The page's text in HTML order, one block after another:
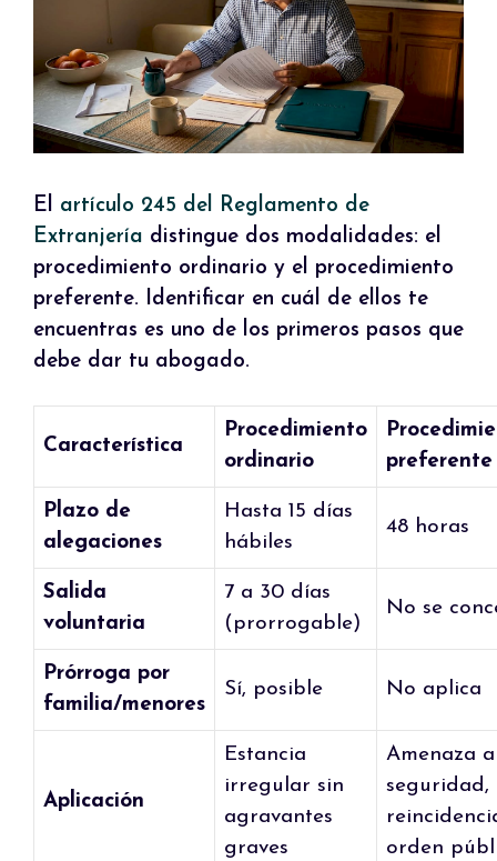
El artículo 245 del Reglamento de
Extranjería distingue dos modalidades: el
procedimiento ordinario y el procedimiento
preferente. Identificar en cuál de ellos te
encuentras es uno de los primeros pasos que
debe dar tu abogado.
Característica
Procedimiento
ordinario
preferente
Plazo de
alegaciones
Hasta 15 días
hábiles
48 horas
Salida
voluntaria
7 a 30 días
(prorrogable)
No se
Prórroga por
familia/menores
Sí, posible No aplica
Aplicación
Estancia
irregular sin
agravantes
graves
Amenaza a
seguridad,
orden